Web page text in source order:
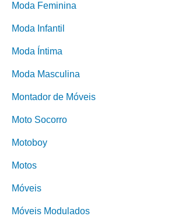
Moda Feminina
Moda Infantil
Moda Íntima
Moda Masculina
Montador de Móveis
Moto Socorro
Motoboy
Motos
Móveis
Móveis Modulados